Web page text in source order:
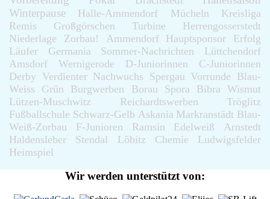
Winterpause
Halle-Ammendorf Mücheln
Kreisliga
Remis
Großgörschen Turbine
Herrengosserstedt
Niederlage
Zorbau! Ammendorf Hauptsponsor
Erfolg
Läufer
Germania Sommer-Nachrichten
Lüttchendorf
Amsdorf
Wernigerode D-Juniorinnen
C-Juniorinnen
Derby Verdienter Nachwuchs Spergau Vorrunde Blau-
Weiss
Grün Burgwerben Borau Spora Bibra
Wismut
Lützen-Muschwitz
Reichardtswerben
Tröglitz
Fußballschule Schwarz-Gelb Askania Markranstädt Blau-
Weiß-Zorbau
F-Junioren Ramsin Edelweiß
Arnstedt
Haldensleber
Stendal Löbitz Chemie
Ludwigsfelder
Heimspiel
Wir werden unterstützt von: